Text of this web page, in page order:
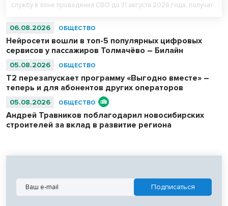
службу в зоне проведения СВО до 31 августа 2026 года, получат
поддержки бойцов и ветеранов в регионе создана действенная
поступить в колледжи и вузы, но набравшим ниже проходных
баллов, получают право на приоритетное зачисление в вузы и
колледжи на безвозмездной основе.
06.08.2026 ОБЩЕСТВО
Нейросети вошли в топ-5 популярных цифровых
сервисов у пассажиров Толмачёво – Билайн
05.08.2026 ОБЩЕСТВО
Т2 перезапускает программу «Выгодно вместе» –
теперь и для абонентов других операторов
05.08.2026 ОБЩЕСТВО
Андрей Травников поблагодарил новосибирских
строителей за вклад в развитие региона